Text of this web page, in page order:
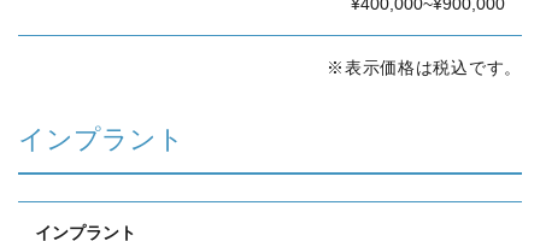
※表示価格は税込です。
インプラント
インプラント